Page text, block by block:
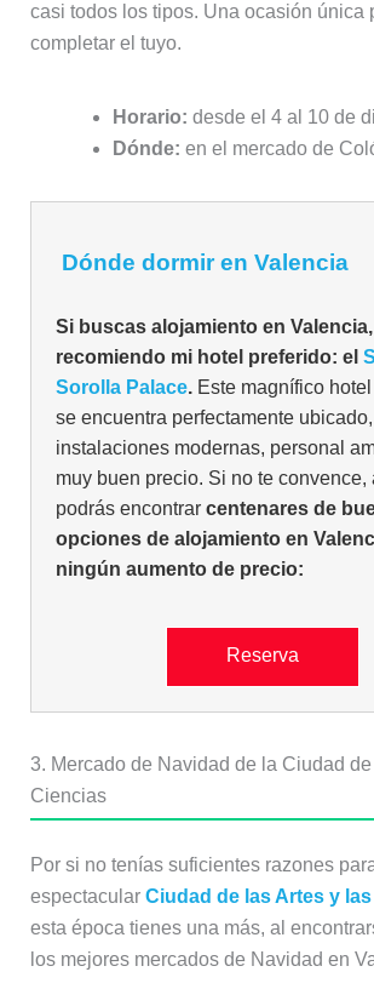
casi todos los tipos. Una ocasión única
completar el tuyo.
Horario: desde el 4 al 10 de
Dónde: en el mercado de
Dónde dormir en Valencia
Si buscas alojamiento en
recomiendo mi hotel preferido: el
Sorolla Palace.Este magnífico
se encuentra perfectamente
instalaciones modernas, personal
muy buen precio. Si no te convence,
podrás encontrar centenares de
opciones de alojamiento en
ningún aumento de precio:
Reserva
3. Mercado de Navidad de la Ciudad
Ciencias
Por si no tenías suficientes razones
espectacular Ciudad de las Artes y
esta época tienes una más, al
los mejores mercados de Navidad en